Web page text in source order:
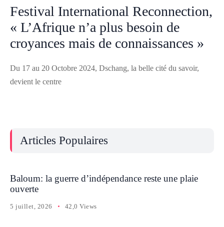
Festival International Reconnection,
« L’Afrique n’a plus besoin de
croyances mais de connaissances »
Du 17 au 20 Octobre 2024, Dschang, la belle cité du savoir,
devient le centre
Articles Populaires
Baloum: la guerre d’indépendance reste une plaie
ouverte
5 juillet, 2026 42,0 Views